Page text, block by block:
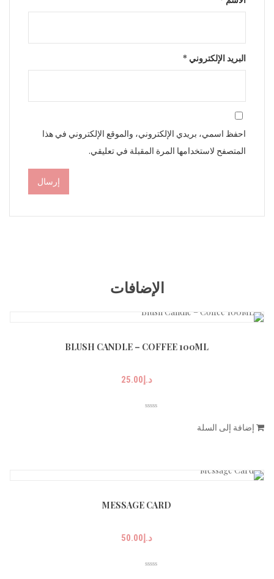
البريد الإلكتروني *
احفظ اسمي، بريدي الإلكتروني، والموقع الإلكتروني في هذا
المتصفح لاستخدامها المرة المقبلة في تعليقي.
الإضافات
BLUSH CANDLE – COFFEE 100ML
د.إ25.00
إضافة إلى السلة
MESSAGE CARD
د.إ50.00